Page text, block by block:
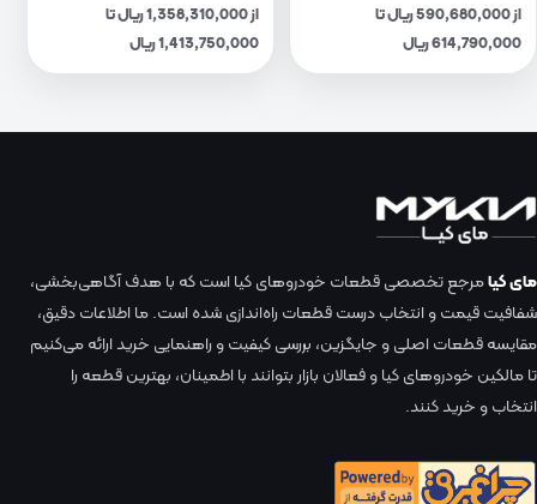
از 590,680,000 ریال تا
614,790,000 ریال
از 1,358,310,000 ریال تا
1,413,750,000 ریال
مای کیامرجع تخصصی قطعات خودروهای کیا است که با هدف آگاهی‌بخشی،
شفافیت قیمت و انتخاب درست قطعات راه‌اندازی شده است. ما اطلاعات دقیق،
مقایسه قطعات اصلی و جایگزین، بررسی کیفیت و راهنمایی خرید ارائه می‌کنیم
تا مالکین خودروهای کیا و فعالان بازار بتوانند با اطمینان، بهترین قطعه را
انتخاب و خرید کنند.